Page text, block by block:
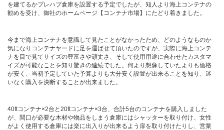
カタログダウンロード
展示会場案内
を建てるかプレハブ倉庫を設置する予定でしたが、知人より海上コンテナの
勧めを受け、御社のホームページ【コンテナ市場】にたどり着きました。
今まで海上コンテナを意識して見たことがなかったため、どのようなものか
気になりコンテナヤードに足を運ばせて頂いたのですが、実際に海上コンテ
ナを目で見てサイズの豊富さや頑丈さ、そして使用用途に合わせたカスタマ
イズが可能なことを知り驚きの連続でした。何より想像していたよりも価格
が安く、当初予定していた予算よりも大分安く設置が出来ることを知り、迷
いなく購入を決断することが出来ました。
40ftコンテナ×2台と20ftコンテナ×3台、合計5台のコンテナを購入しました
が、間口が必要な木材や物品をしまう倉庫にはシャッターを取り付け、女性
がよく使用する倉庫には楽に出入りが出来るよう扉を取り付けたりし、営業